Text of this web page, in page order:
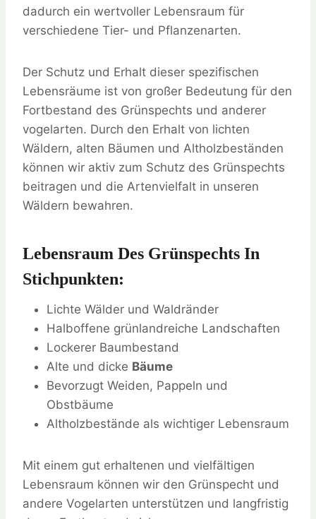
dadurch ein wertvoller Lebensraum für
verschiedene Tier- und Pflanzenarten.
Der Schutz und Erhalt dieser spezifischen
Lebensräume ist von großer Bedeutung für den
Fortbestand des Grünspechts und anderer
vogelarten. Durch den Erhalt von lichten
Wäldern, alten Bäumen und Altholzbeständen
können wir aktiv zum Schutz des Grünspechts
beitragen und die Artenvielfalt in unseren
Wäldern bewahren.
Lebensraum Des Grünspechts In
Stichpunkten:
Lichte Wälder und Waldränder
Halboffene grünlandreiche Landschaften
Lockerer Baumbestand
Alte und dicke Bäume
Bevorzugt Weiden, Pappeln und
Obstbäume
Altholzbestände als wichtiger Lebensraum
Mit einem gut erhaltenen und vielfältigen
Lebensraum können wir den Grünspecht und
andere Vogelarten unterstützen und langfristig